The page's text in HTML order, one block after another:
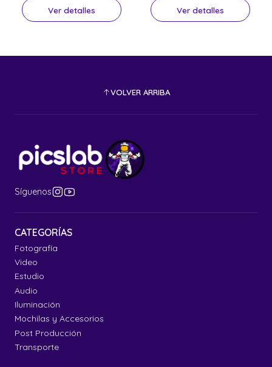
Ver detalles Ver detalles
VOLVER ARRIBA
Síguenos
CATEGORÍAS
Fotografía
Video
Estudio
Audio
Iluminación
Mochilas y Accesorios
Post Producción
Transporte